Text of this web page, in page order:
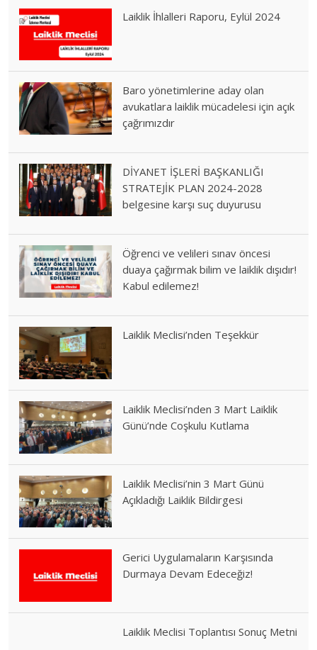
Laiklik İhlalleri Raporu, Eylül 2024
Baro yönetimlerine aday olan
avukatlara laiklik mücadelesi için açık
çağrımızdır
DİYANET İŞLERİ BAŞKANLIĞI
STRATEJİK PLAN 2024-2028
belgesine karşı suç duyurusu
Öğrenci ve velileri sınav öncesi
duaya çağırmak bilim ve laiklik dışıdır!
Kabul edilemez!
Laiklik Meclisi’nden Teşekkür
Laiklik Meclisi’nden 3 Mart Laiklik
Günü’nde Coşkulu Kutlama
Laiklik Meclisi’nin 3 Mart Günü
Açıkladığı Laiklik Bildirgesi
Gerici Uygulamaların Karşısında
Durmaya Devam Edeceğiz!
Laiklik Meclisi Toplantısı Sonuç Metni